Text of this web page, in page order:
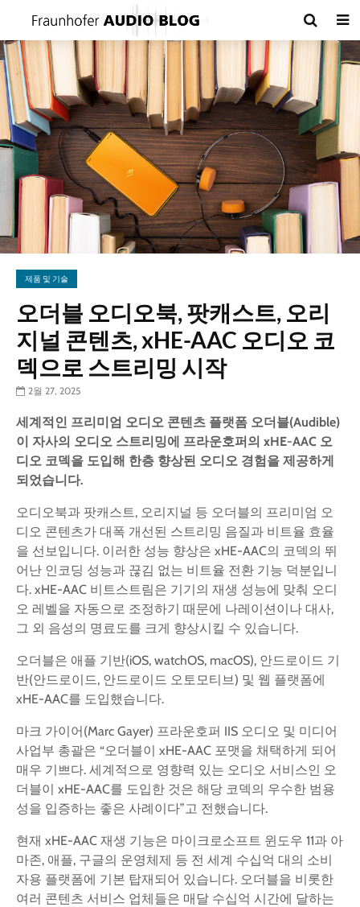
제품 및 기술
오더블 오디오북, 팟캐스트, 오리
지널 콘텐츠, xHE-AAC 오디오 코
덱으로 스트리밍 시작
2월 27, 2025
세계적인 프리미엄 오디오 콘텐츠 플랫폼 오더블(Audible)
이 자사의 오디오 스트리밍에 프라운호퍼의 xHE-AAC 오
디오 코덱을 도입해 한층 향상된 오디오 경험을 제공하게
되었습니다.
오디오북과 팟캐스트, 오리지널 등 오더블의 프리미엄 오
디오 콘텐츠가 대폭 개선된 스트리밍 음질과 비트율 효율
을 선보입니다. 이러한 성능 향상은 xHE-AAC의 코덱의 뛰
어난 인코딩 성능과 끊김 없는 비트율 전환 기능 덕분입니
다. xHE-AAC 비트스트림은 기기의 재생 성능에 맞춰 오디
오 레벨을 자동으로 조정하기 때문에 나레이션이나 대사,
그 외 음성의 명료도를 크게 향상시킬 수 있습니다.
오더블은 애플 기반(iOS, watchOS, macOS), 안드로이드 기
반(안드로이드, 안드로이드 오토모티브) 및 웹 플랫폼에
xHE-AAC를 도입했습니다.
마크 가이어(Marc Gayer) 프라운호퍼 IIS 오디오 및 미디어
사업부 총괄은 “오더블이 xHE-AAC 포맷을 채택하게 되어
매우 기쁘다. 세계적으로 영향력 있는 오디오 서비스인 오
더블이 xHE-AAC를 도입한 것은 해당 코덱의 우수한 범용
성을 입증하는 좋은 사례이다”고 전했습니다.
현재 xHE-AAC 재생 기능은 마이크로소프트 윈도우 11과 아
마존, 애플, 구글의 운영체제 등 전 세계 수십억 대의 소비
자용 플랫폼에 기본 탑재되어 있습니다. 오더블을 비롯한
여러 콘텐츠 서비스 업체들은 매달 수십억 시간에 달하는